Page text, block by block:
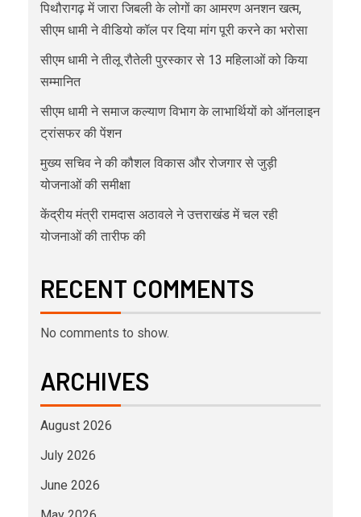
पिथौरागढ़ में जारा जिबली के लोगों का आमरण अनशन खत्म,
सीएम धामी ने वीडियो कॉल पर दिया मांग पूरी करने का भरोसा
सीएम धामी ने तीलू रौतेली पुरस्कार से 13 महिलाओं को किया
सम्मानित
सीएम धामी ने समाज कल्याण विभाग के लाभार्थियों को ऑनलाइन
ट्रांसफर की पेंशन
मुख्य सचिव ने की कौशल विकास और रोजगार से जुड़ी
योजनाओं की समीक्षा
केंद्रीय मंत्री रामदास अठावले ने उत्तराखंड में चल रही
योजनाओं की तारीफ की
RECENT COMMENTS
No comments to show.
ARCHIVES
August 2026
July 2026
June 2026